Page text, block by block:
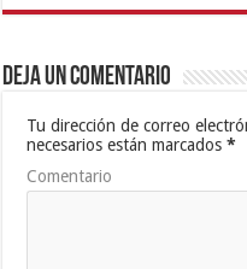
Deja un comentario
Tu dirección de correo
necesarios están marcados*
Comentario